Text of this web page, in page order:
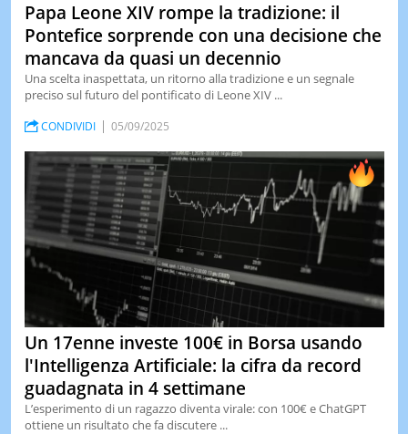
Papa Leone XIV rompe la tradizione: il
Pontefice sorprende con una decisione che
mancava da quasi un decennio
Una scelta inaspettata, un ritorno alla tradizione e un segnale
preciso sul futuro del pontificato di Leone XIV ...
CONDIVIDI 05/09/2025
Un 17enne investe 100€ in Borsa usando
l'Intelligenza Artificiale: la cifra da record
guadagnata in 4 settimane
L’esperimento di un ragazzo diventa virale: con 100€ e ChatGPT
ottiene un risultato che fa discutere ...